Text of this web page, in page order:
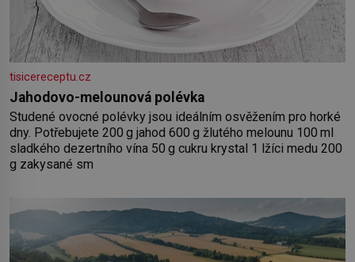
tisicereceptu.cz
Jahodovo-melounová polévka
Studené ovocné polévky jsou ideálním osvěžením pro horké
dny. Potřebujete 200 g jahod 600 g žlutého melounu 100 ml
sladkého dezertního vína 50 g cukru krystal 1 lžíci medu 200
g zakysané sm